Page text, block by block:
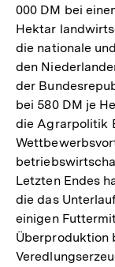
000 DM bei
Hektar
die nationale
den
der
bei 580 DM je
die Agrarpolitik
Letzten Endes
die das
einigen
Überproduktion